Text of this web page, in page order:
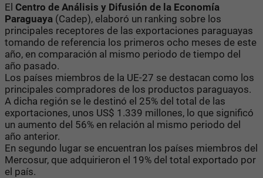
El Centro de Análisis y Difusión de la Economía
Paraguaya (Cadep), elaboró un ranking sobre los
principales receptores de las exportaciones paraguayas
tomando de referencia los primeros ocho meses de este
año, en comparación al mismo periodo de tiempo del
año pasado.
Los países miembros de la UE-27 se destacan como los
principales compradores de los productos paraguayos.
A dicha región se le destinó el 25% del total de las
exportaciones, unos US$ 1.339 millones, lo que significó
un aumento del 56% en relación al mismo periodo del
año anterior.
En segundo lugar se encuentran los países miembros del
Mercosur, que adquirieron el 19% del total exportado por
el país.